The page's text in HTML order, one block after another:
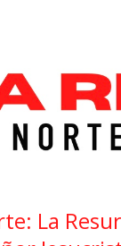
La